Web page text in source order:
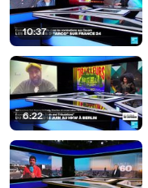
10:37
6:22